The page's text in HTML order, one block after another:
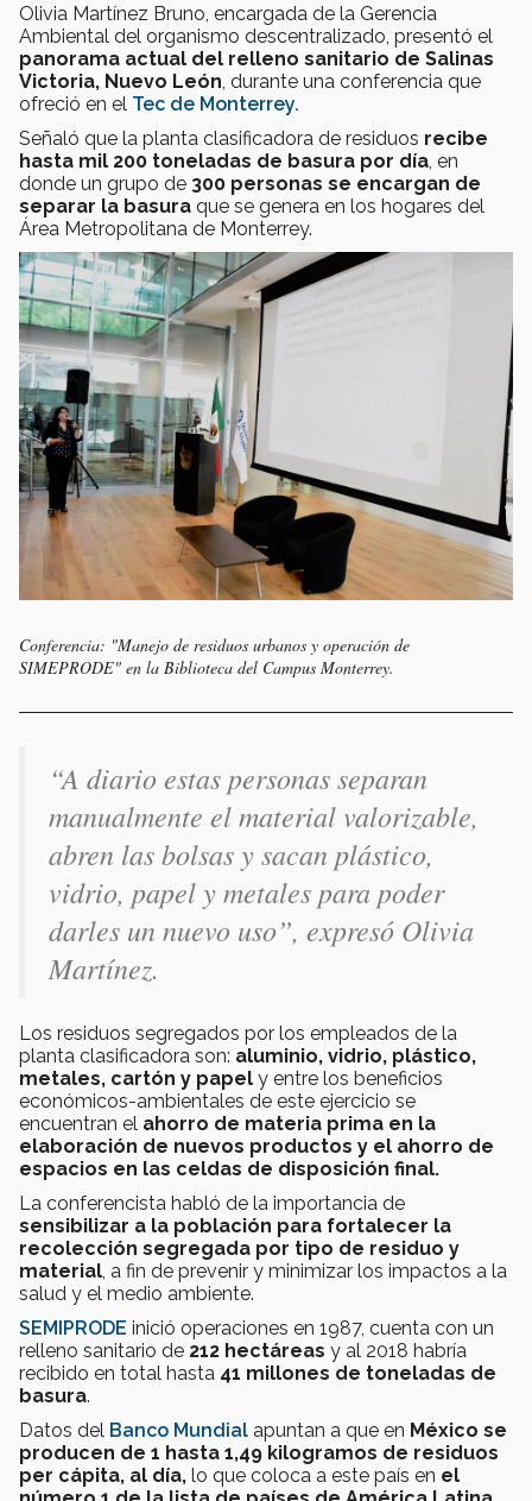
Olivia Martínez Bruno, encargada de la Gerencia
Ambiental del organismo descentralizado, presentó el
panorama actual del relleno sanitario de Salinas
Victoria, Nuevo León, durante una conferencia que
ofreció en el Tec de Monterrey.
Señaló que la planta clasificadora de residuos recibe
hasta mil 200 toneladas de basura por día, en
donde un grupo de 300 personas se encargan de
separar la basura que se genera en los hogares del
Área Metropolitana de Monterrey.
Conferencia: "Manejo de residuos urbanos y operación de
SIMEPRODE" en la Biblioteca del Campus Monterrey.
“A diario estas personas separan
manualmente el material valorizable,
abren las bolsas y sacan plástico,
vidrio, papel y metales para poder
darles un nuevo uso”, expresó Olivia
Martínez.
Los residuos segregados por los empleados de la
planta clasificadora son: aluminio, vidrio, plástico,
metales, cartón y papel y entre los beneficios
económicos-ambientales de este ejercicio se
encuentran el ahorro de materia prima en la
elaboración de nuevos productos y el ahorro de
espacios en las celdas de disposición final.
La conferencista habló de la importancia de
sensibilizar a la población para fortalecer la
recolección segregada por tipo de residuo y
material, a fin de prevenir y minimizar los impactos a la
salud y el medio ambiente.
SEMIPRODE inició operaciones en 1987, cuenta con un
relleno sanitario de 212 hectáreas y al 2018 habría
recibido en total hasta 41 millones de toneladas de
basura.
Datos del Banco Mundial apuntan a que en México se
producen de 1 hasta 1,49 kilogramos de residuos
per cápita, al día, lo que coloca a este país en el